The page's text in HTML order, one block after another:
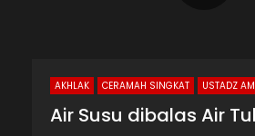
AKHLAK CERAMAH SINGKAT USTADZ
Air Susu dibalas Air